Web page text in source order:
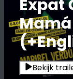
Expat
Bekijk